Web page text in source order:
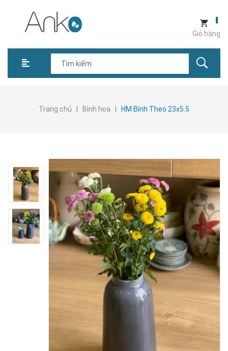
Giỏ hàng
Trang chủ Bình hoa HM Bình Theo 23x5.5